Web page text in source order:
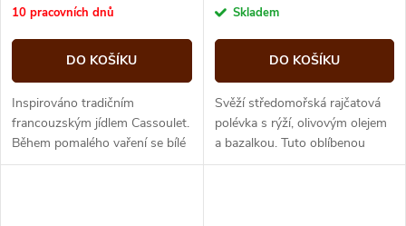
cena:
10 pracovních dnů
DO KOŠÍKU
Inspirováno tradičním
francouzským jídlem Cassoulet.
Během pomalého vaření se bílé
fazole, krůtí maso, kořenová
cena:Skladem
DO KOŠÍKU
Svěží středomořská rajčatová
polévka s rýží, olivovým olejem
a bazalkou. Tuto oblíbenou
polévku můžete na talíři